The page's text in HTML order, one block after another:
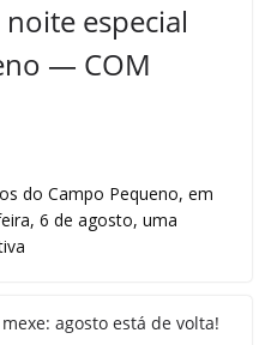
especial
— COM
do Campo Pequeno, em
6 de agosto, uma
agosto está de volta!